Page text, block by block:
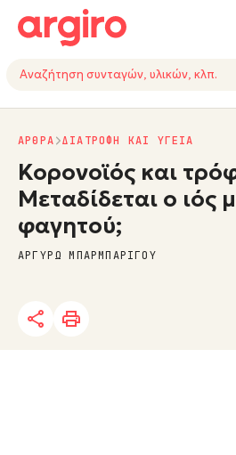
ΑΡΘΡΑ ΔΙΑΤΡΟΦΗ ΚΑΙ ΥΓΕΙΑ
Κορονοϊός και
Μεταδίδεται ο ιός
φαγητού;
ΑΡΓΥΡΩ ΜΠΑΡΜΠΑΡΙΓΟΥ